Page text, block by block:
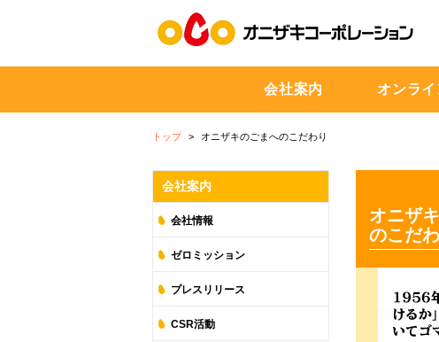
会社案内 オンラ
トップ オニザキのごまへのこだわり
会社案内
会社情報
ゼロミッション
プレスリリース
CSR活動
オニザ
のこだ